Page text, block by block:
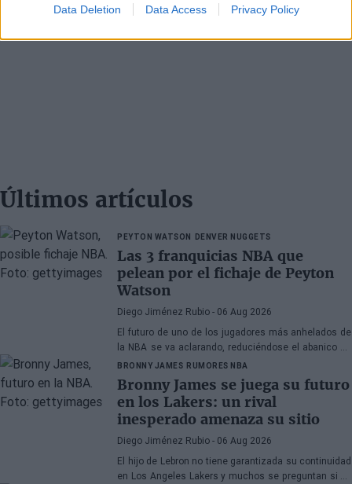
Data Deletion Data Access Privacy Policy
Últimos artículos
PEYTON WATSON DENVER NUGGETS
Las 3 franquicias NBA que
pelean por el fichaje de Peyton
Watson
Diego Jiménez Rubio - 06 Aug 2026
El futuro de uno de los jugadores más anhelados de
la NBA se va aclarando, reduciéndose el abanico de
franquicias candidatas a tres.
BRONNY JAMES RUMORES NBA
Bronny James se juega su futuro
en los Lakers: un rival
inesperado amenaza su sitio
Diego Jiménez Rubio - 06 Aug 2026
El hijo de Lebron no tiene garantizada su continuidad
en Los Angeles Lakers y muchos se preguntan si ha